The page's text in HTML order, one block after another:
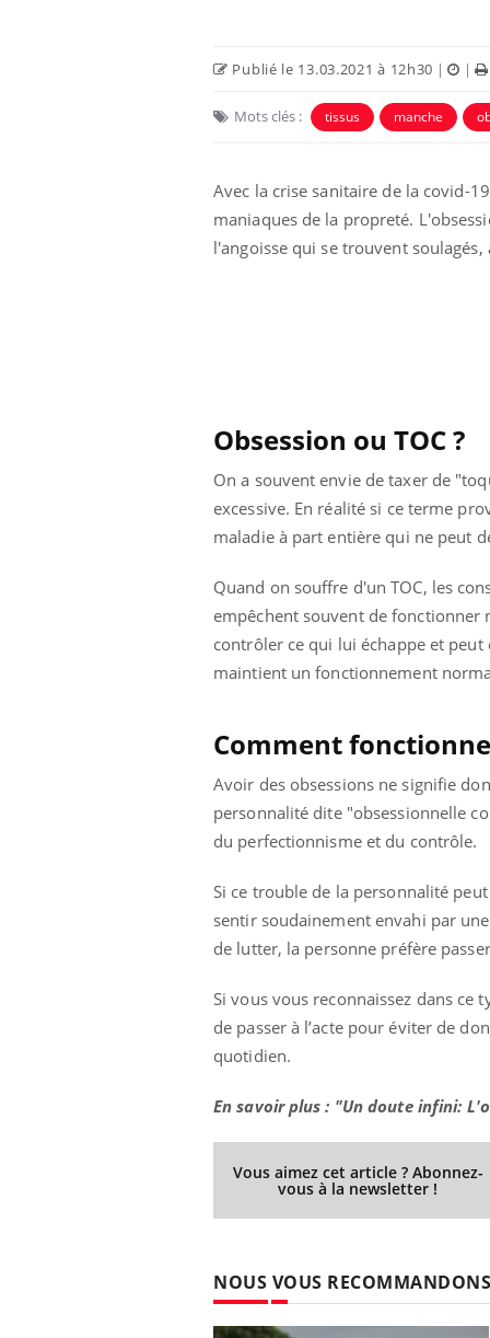
Publié le 13.03.2021 à 12h30 | |
Mots clés : tissus manche
Avec la crise sanitaire de la covid-
maniaques de la propreté.
l'angoisse qui se trouvent
Obsession ou TOC ?
On a souvent envie de taxer de
excessive. En réalité si ce terme
maladie à part entière qui ne peut
Quand on souffre d'un TOC, les
empêchent souvent de fonctionner
contrôler ce qui lui échappe et
maintient un fonctionnement
Comment
Avoir des obsessions ne signifie
personnalité dite "obsessionnelle
du perfectionnisme et du contrôle.
Si ce trouble de la personnalité
sentir soudainement envahi par
de lutter, la personne préfère
Si vous vous reconnaissez dans ce
de passer à l’acte pour éviter de
quotidien.
En savoir plus : "Un doute infini:
Vous aimez cet article ? Abonnez-
vous à la newsletter !
NOUS VOUS RECOMMANDONS
Carence en fer : comprendre pour
Youtube